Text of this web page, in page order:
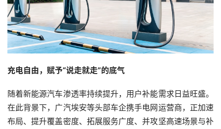
充电自由，赋予“说走就走”的底气
随着新能源汽车渗透率持续提升，用户补能需求日益旺盛。
在此背景下，广汽埃安等头部车企携手电网运营商，正加速
布局、提升覆盖密度、拓展服务广度、并攻坚高速场景与补